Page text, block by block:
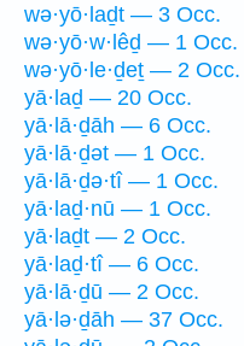
wə·yō·laḏt — 3 Occ.
wə·yō·w·lêḏ — 1 Occ.
wə·yō·le·ḏeṯ — 2 Occ.
yā·laḏ — 20 Occ.
yā·lā·ḏāh — 6 Occ.
yā·lā·ḏət — 1 Occ.
yā·lā·ḏə·tî — 1 Occ.
yā·laḏ·nū — 1 Occ.
yā·laḏt — 2 Occ.
yā·laḏ·tî — 6 Occ.
yā·lā·ḏū — 2 Occ.
yā·lə·ḏāh — 37 Occ.